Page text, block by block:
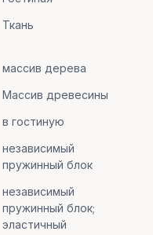
Ткань
массив дерева
Массив древесины
в гостиную
независимый
пружинный блок
независимый
пружинный блок;
эластичный